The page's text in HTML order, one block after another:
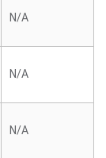
N/A
N/A
N/A